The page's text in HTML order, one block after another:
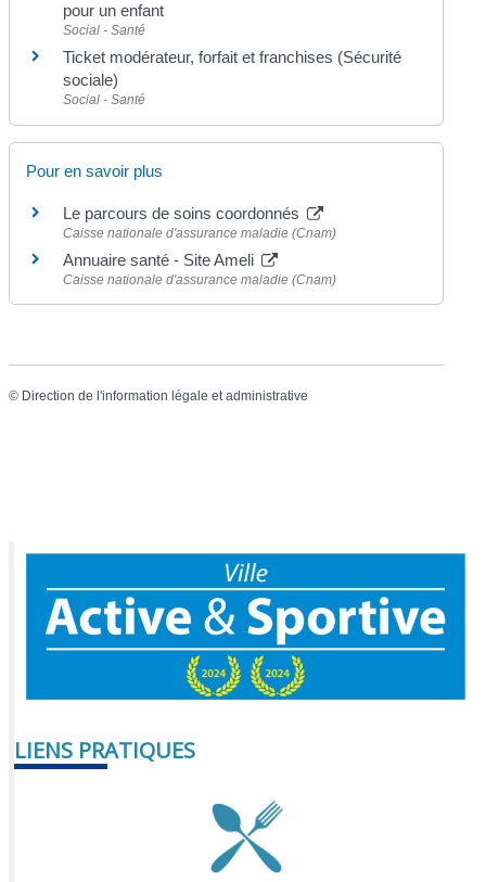
pour un enfant
Social - Santé
Ticket modérateur, forfait et franchises (Sécurité
sociale)
Social - Santé
Pour en savoir plus
Le parcours de soins coordonnés
Caisse nationale d'assurance maladie (Cnam)
Annuaire santé - Site Ameli
Caisse nationale d'assurance maladie (Cnam)
© Direction de l'information légale et administrative
LIENS PRATIQUES